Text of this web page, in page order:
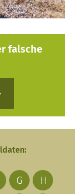
falsche
G
H